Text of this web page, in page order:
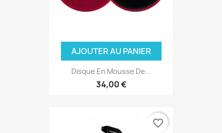
AJOUTER AU PANIER
Disque En Mousse De...
34,00 €
favorite_border